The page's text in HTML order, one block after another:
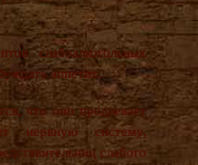
слабоалкогольных
аппетит.
что оно продлевает
нервную систему,
слабого